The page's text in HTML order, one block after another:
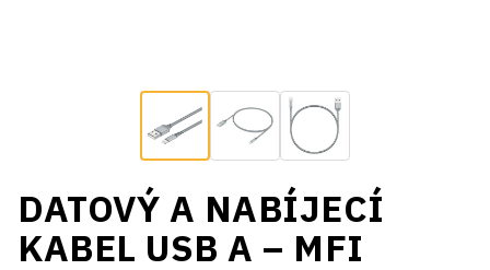
DATOVÝ A NABÍJECÍ
KABEL USB A – MFI